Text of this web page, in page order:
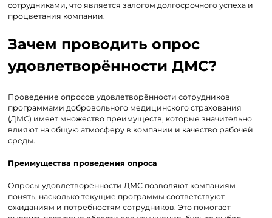
сотрудниками, что является залогом долгосрочного успеха и
процветания компании.
Зачем проводить опрос
удовлетворённости ДМС?
Проведение опросов удовлетворённости сотрудников
программами добровольного медицинского страхования
(ДМС) имеет множество преимуществ, которые значительно
влияют на общую атмосферу в компании и качество рабочей
среды.
Преимущества проведения опроса
Опросы удовлетворённости ДМС позволяют компаниям
понять, насколько текущие программы соответствуют
ожиданиям и потребностям сотрудников. Это помогает